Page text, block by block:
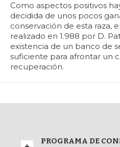
Como aspectos positivos
decidida de unos pocos
conservación de esta raza,
realizado en 1.988 por D.
existencia de un banco de
suficiente para afrontar un
recuperación.
PROGRAMA DE